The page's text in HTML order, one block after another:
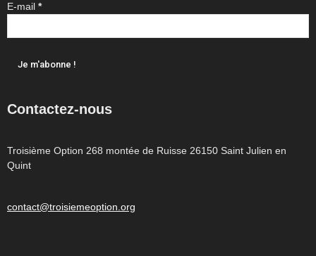
E-mail *
Contactez-nous
Troisième Option 268 montée de Ruisse 26150 Saint Julien en
Quint
contact@troisiemeoption.org